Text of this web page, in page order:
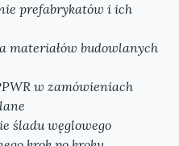
prefabrykatów i ich
materiałów budowlanych
w zamówieniach
śladu węglowego